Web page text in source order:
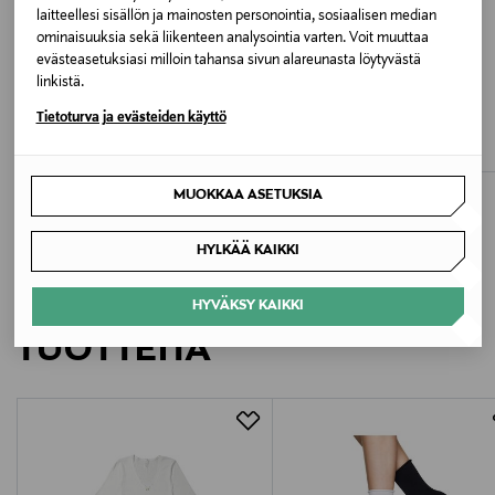
laitteellesi sisällön ja mainosten personointia, sosiaalisen median
ominaisuuksia sekä liikenteen analysointia varten. Voit muuttaa
evästeasetuksiasi milloin tahansa sivun alareunasta löytyvästä
linkistä.
Tietoturva ja evästeiden käyttö
MUOKKAA ASETUKSIA
HYLKÄÄ KAIKKI
HYVÄKSY KAIKKI
MUSTA
Valmistusmaa
Nanso Oy
Valmistajan osoite
asiakaspalvelu@nanso.com
ALE –41%
Adeline Bamboo -sukat
LISÄÄ KIINNOSTAVIA
TUOTTEITA